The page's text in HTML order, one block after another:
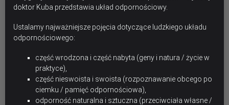
doktor Kuba przedstawia układ odpornościowy.
Ustalamy najważniejsze pojęcia dotyczące ludzkiego układu
odpornościowego:
część wrodzona i część nabyta (geny i natura / życie w
praktyce),
część nieswoista i swoista (rozpoznawanie obcego po
ciemku / pamięć odpornościowa),
odporność naturalna i sztuczna (przeciwciała własne /